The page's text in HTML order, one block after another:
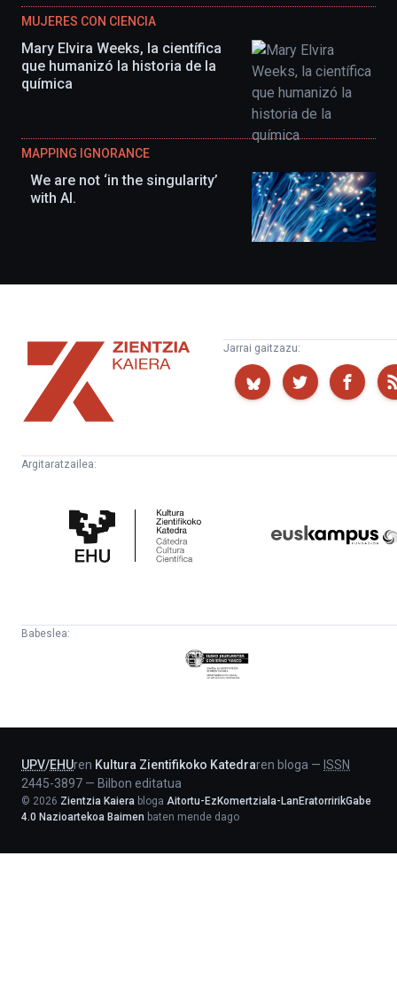
MUJERES CON CIENCIA
Mary Elvira Weeks, la científica
que humanizó la historia de la
química
MAPPING IGNORANCE
We are not ‘in the singularity’
with AI.
Zientzia
Kaiera
Jarrai gaitzazu:
Argitaratzailea:
Zientifikoko
Katedra
Babeslea:
Eusko
Jaurlaritza
UPV/EHUren Kultura Zientifikoko Katedraren bloga — ISSN
2445-3897 — Bilbon editatua
© 2026 Zientzia Kaiera bloga Aitortu-EzKomertziala-LanEratorririkGabe
4.0 Nazioartekoa Baimen baten mende dago